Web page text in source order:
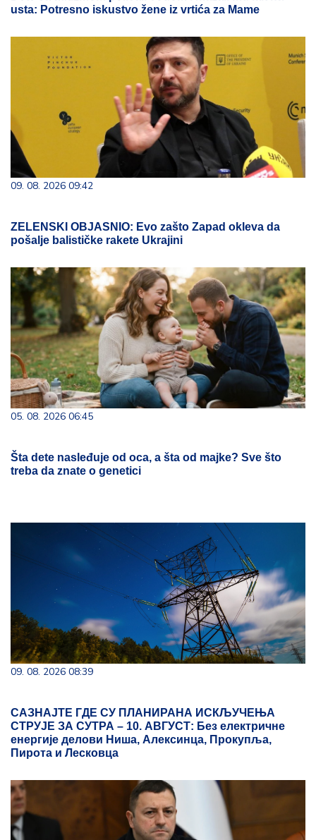
usta: Potresno iskustvo žene iz vrtića za Mame
09. 08. 2026 09:42
ZELENSKI OBJASNIO: Evo zašto Zapad okleva da
pošalje balističke rakete Ukrajini
05. 08. 2026 06:45
Šta dete nasleđuje od oca, a šta od majke? Sve što
treba da znate o genetici
09. 08. 2026 08:39
САЗНАЈТЕ ГДЕ СУ ПЛАНИРАНА ИСКЉУЧЕЊА
СТРУЈЕ ЗА СУТРА – 10. АВГУСТ: Без електричне
енергије делови Ниша, Алексинца, Прокупља,
Пирота и Лесковца